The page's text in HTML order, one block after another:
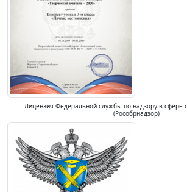
Лицензия Федеральной службы по надзору в сфере
(Рособрнадзор)